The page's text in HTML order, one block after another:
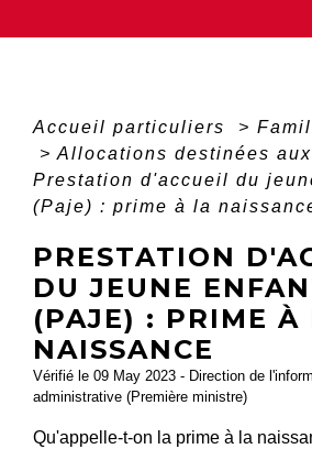
Accueil particuliers >
> Allocations destinées
Prestation d'accueil du
(Paje) : prime à la
PRESTATION
DU JEUNE
(PAJE) : PRIME À
NAISSANCE
Vérifié le 09 May 2023 - Direction de
administrative (Première ministre)
Qu'appelle-t-on la prime à la